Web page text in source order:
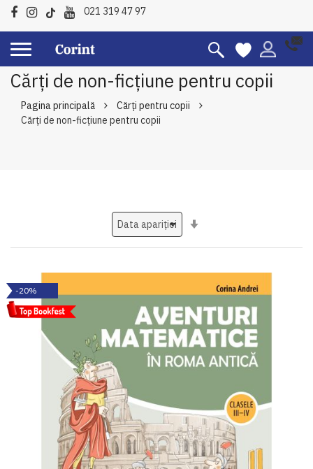
021 319 47 97
Cărți de non-ficțiune pentru copii
Pagina principală
Cărți pentru copii
Cărți de non-ficțiune pentru copii
-20%